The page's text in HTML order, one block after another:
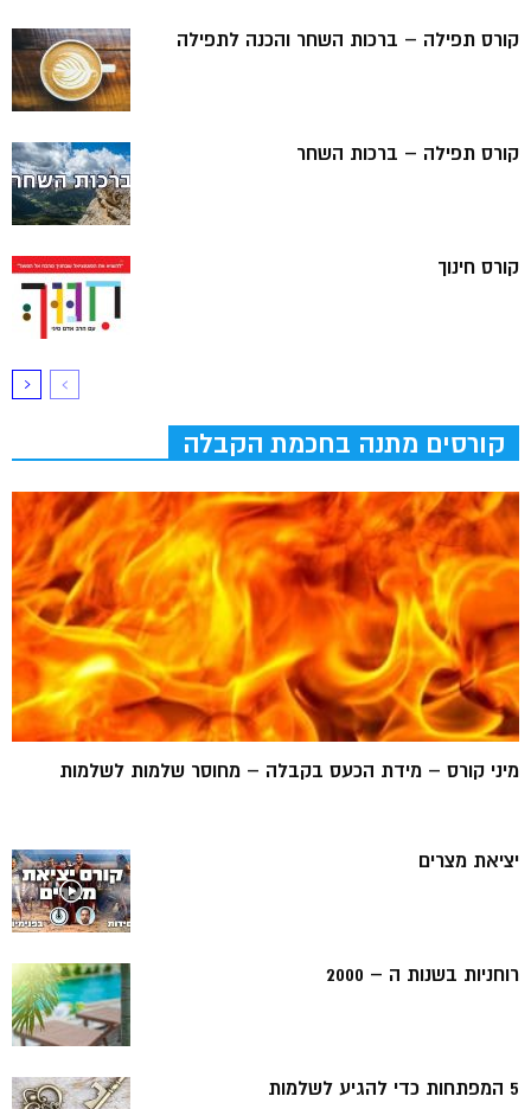
קורס תפילה – ברכות השחר והכנה לתפילה
קורס תפילה – ברכות השחר
קורס חינוך
קורסים מתנה בחכמת הקבלה
מיני קורס – מידת הכעס בקבלה – מחוסר שלמות לשלמות
יציאת מצרים
רוחניות בשנות ה – 2000
5 המפתחות כדי להגיע לשלמות